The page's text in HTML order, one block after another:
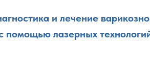
и лечение
помощью лазерных
24/7. Без очередей!